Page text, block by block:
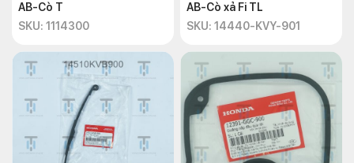
AB-Cò T
SKU: 1114300
AB-Cò xả Fi TL
SKU: 14440-KVY-901